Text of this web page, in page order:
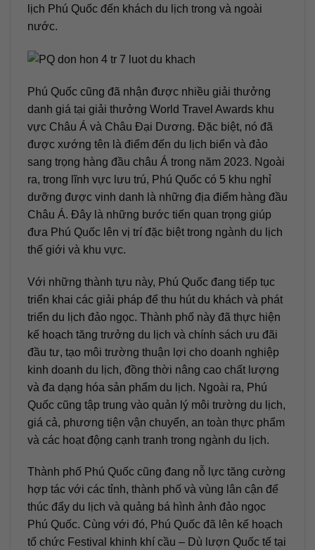
lịch Phú Quốc đến khách du lịch trong và ngoài
nước.
Phú Quốc cũng đã nhận được nhiều giải thưởng
danh giá tại giải thưởng World Travel Awards khu
vực Châu Á và Châu Đại Dương. Đặc biệt, nó đã
được xướng tên là điểm đến du lịch biển và đảo
sang trọng hàng đầu châu Á trong năm 2023. Ngoài
ra, trong lĩnh vực lưu trú, Phú Quốc có 5 khu nghỉ
dưỡng được vinh danh là những địa điểm hàng đầu
Châu Á. Đây là những bước tiến quan trọng giúp
đưa Phú Quốc lên vị trí đặc biệt trong ngành du lịch
thế giới và khu vực.
Với những thành tựu này, Phú Quốc đang tiếp tục
triển khai các giải pháp để thu hút du khách và phát
triển du lịch đảo ngọc. Thành phố này đã thực hiện
kế hoạch tăng trưởng du lịch và chính sách ưu đãi
đầu tư, tạo môi trường thuận lợi cho doanh nghiệp
kinh doanh du lịch, đồng thời nâng cao chất lượng
và đa dạng hóa sản phẩm du lịch. Ngoài ra, Phú
Quốc cũng tập trung vào quản lý môi trường du lịch,
giá cả, phương tiện vận chuyển, an toàn thực phẩm
và các hoạt động cạnh tranh trong ngành du lịch.
Thành phố Phú Quốc cũng đang nỗ lực tăng cường
hợp tác với các tỉnh, thành phố và vùng lân cận để
thúc đẩy du lịch và quảng bá hình ảnh đảo ngọc
Phú Quốc. Cùng với đó, Phú Quốc đã lên kế hoạch
tổ chức Festival khinh khí cầu – Dù lượn Quốc tế tại